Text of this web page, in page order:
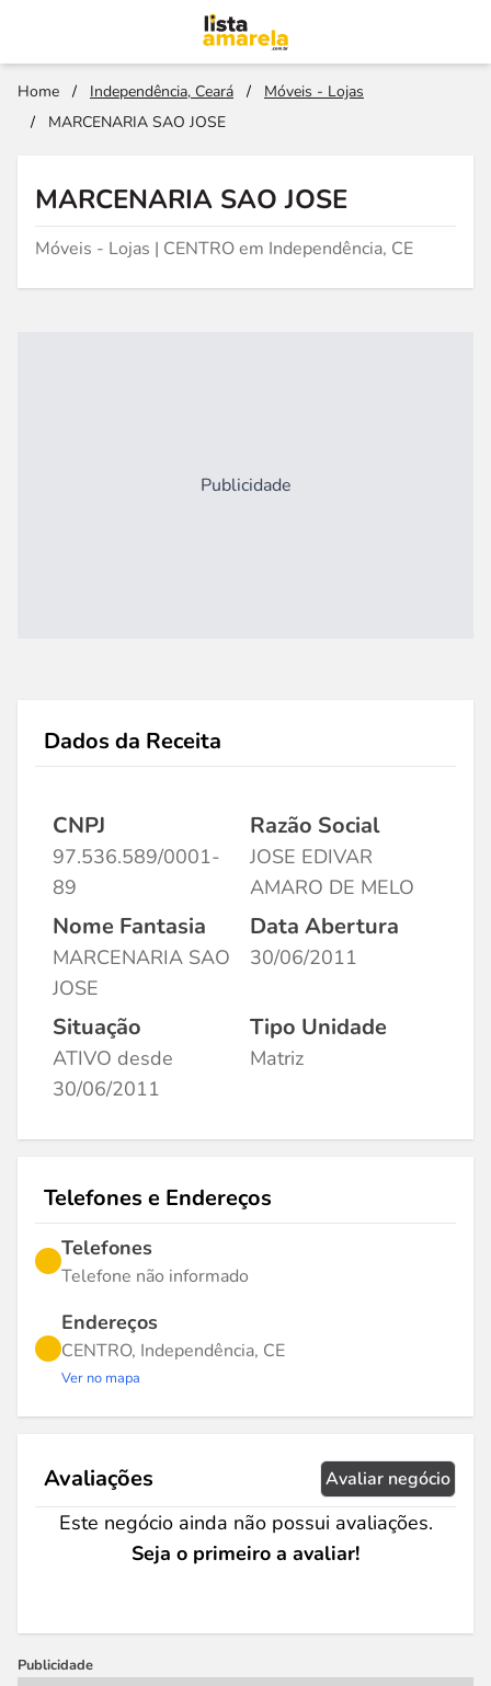
Home / Independência, Ceará /
Móveis - Lojas
/
MARCENARIA SAO JOSE
MARCENARIA SAO JOSE
Móveis - Lojas | CENTRO em Independência, CE
Publicidade
Dados da Receita
CNPJ
97.536.589/0001-
89
Razão Social
JOSE EDIVAR
AMARO DE MELO
Nome Fantasia
MARCENARIA SAO
JOSE
Data Abertura
30/06/2011
Situação
ATIVO desde
30/06/2011
Tipo Unidade
Matriz
Telefones e Endereços
Telefones
Telefone não informado
Endereços
CENTRO, Independência, CE
Ver no mapa
Avaliações Avaliar negócio
Este negócio ainda não possui avaliações.
Seja o primeiro a avaliar!
Publicidade